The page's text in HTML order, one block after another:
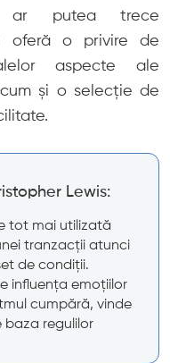
ar putea trece
oferă o privire de
aspecte ale
și o selecție de
Lewis:
tot mai utilizată
tranzacții atunci
de condiții.
influența emoțiilor
cumpără, vinde
baza regulilor